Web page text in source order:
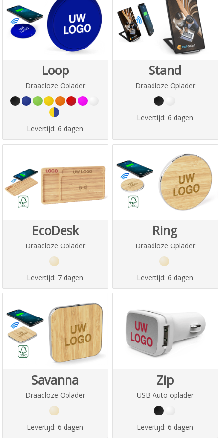
Loop
Draadloze Oplader
Levertijd: 6 dagen
Stand
Draadloze Oplader
Levertijd: 6 dagen
EcoDesk
Draadloze Oplader
Levertijd: 7 dagen
Ring
Draadloze Oplader
Levertijd: 6 dagen
Savanna
Draadloze Oplader
Levertijd: 6 dagen
Zip
USB Auto oplader
Levertijd: 6 dagen